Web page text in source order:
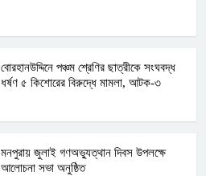
বোরহানউদ্দিনে পঞ্চম শ্রেণির ছাত্রীকে সংঘবদ্ধ
ধর্ষণ ৫ কিশোরের বিরুদ্ধে মামলা, আটক-৩
মনপুরায় জুলাই গণঅভ্যুত্থান দিবস উপলক্ষে
আলোচনা সভা অনুষ্ঠিত